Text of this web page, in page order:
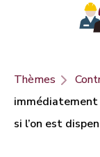
Panneau de
Thèmes
immédiatement
si l’on est